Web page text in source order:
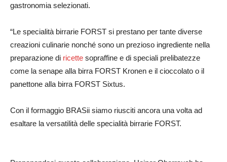
gastronomia selezionati.
“Le specialità birrarie FORST si prestano per tante diverse
creazioni culinarie nonché sono un prezioso ingrediente nella
preparazione di ricette sopraffine e di speciali prelibatezze
come la senape alla birra FORST Kronen e il cioccolato o il
panettone alla birra FORST Sixtus.
Con il formaggio BRASii siamo riusciti ancora una volta ad
esaltare la versatilità delle specialità birrarie FORST.